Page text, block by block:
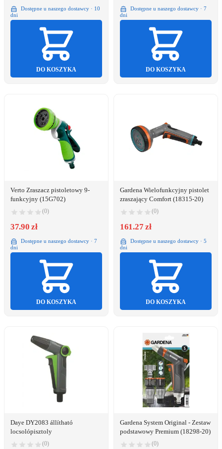
Dostępne u naszego dostawcy · 10
dni
DO KOSZYKA
Dostępne u naszego dostawcy · 7
dni
DO KOSZYKA
Verto Zraszacz pistoletowy 9-
funkcyjny (15G702)
(0)
37.90 zł
Dostępne u naszego dostawcy · 7
dni
DO KOSZYKA
Gardena Wielofunkcyjny pistolet
zraszający Comfort (18315-20)
(0)
161.27 zł
Dostępne u naszego dostawcy · 5
dni
DO KOSZYKA
Daye DY2083 állítható
locsolópisztoly
(0)
Gardena System Original - Zestaw
podstawowy Premium (18298-20)
(0)